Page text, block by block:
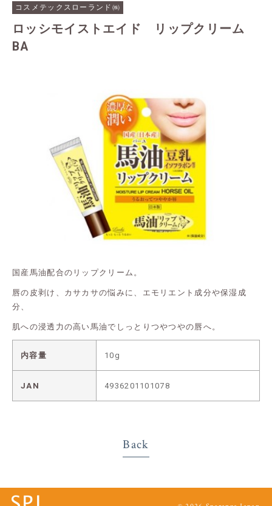
コスメテックスローランド㈱
ロッシモイストエイド リップクリーム
BA
国産馬油配合のリップクリーム。
唇の皮剥け、カサカサの悩みに、エモリエント成分や保湿成
分、
肌への浸透力の高い馬油でしっとりつやつやの唇へ。
内容量 10g
JAN 4936201101078
Back